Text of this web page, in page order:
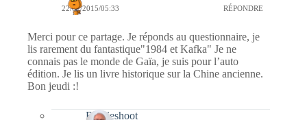
22/01/2015/05:33 RÉPONDRE
Merci pour ce partage. Je réponds au questionnaire, je
lis rarement du fantastique"1984 et Kafka" Je ne
connais pas le monde de Gaïa, je suis pour l’auto
édition. Je lis un livre historique sur la Chine ancienne.
Bon jeudi :!
Bernieshoot